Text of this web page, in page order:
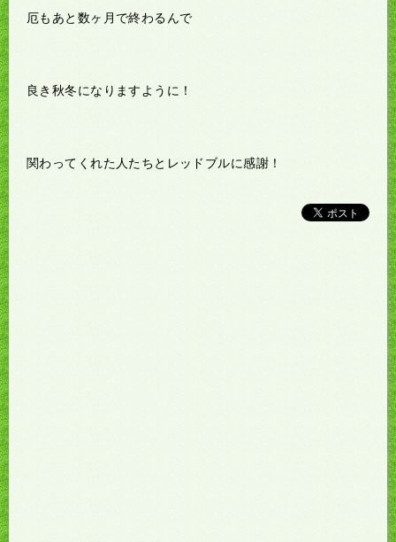
厄もあと数ヶ月で終わるんで
良き秋冬になりますように！
関わってくれた人たちとレッドブルに感謝！